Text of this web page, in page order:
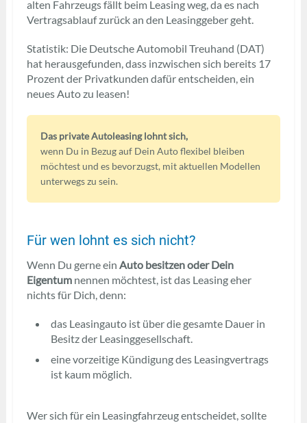
alten Fahrzeugs fällt beim Leasing weg, da es nach
Vertragsablauf zurück an den Leasinggeber geht.
Statistik: Die Deutsche Automobil Treuhand (DAT)
hat herausgefunden, dass inzwischen sich bereits 17
Prozent der Privatkunden dafür entscheiden, ein
neues Auto zu leasen!
Das private Autoleasing lohnt sich,
wenn Du in Bezug auf Dein Auto flexibel bleiben
möchtest und es bevorzugst, mit aktuellen Modellen
unterwegs zu sein.
Für wen lohnt es sich nicht?
Wenn Du gerne ein Auto besitzen oder Dein
Eigentumnennen möchtest, ist das Leasing eher
nichts für Dich, denn:
das Leasingauto ist über die gesamte Dauer in
Besitz der Leasinggesellschaft.
eine vorzeitige Kündigung des Leasingvertrags
ist kaum möglich.
Wer sich für ein Leasingfahrzeug entscheidet, sollte